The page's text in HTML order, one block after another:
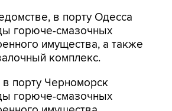
в порту Одесса
горюче-смазочных
имущества, а также
комплекс.
в порту Черноморск
горюче-смазочных